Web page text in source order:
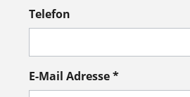
Telefon
E-Mail Adresse *